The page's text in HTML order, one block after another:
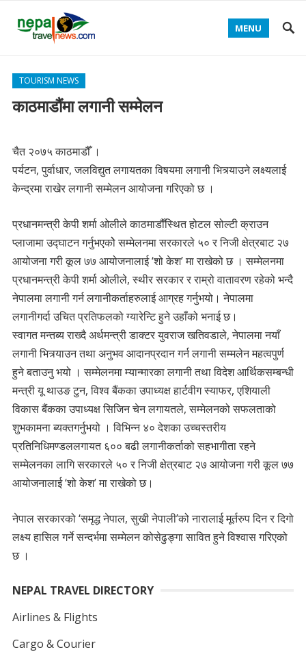
MENU
TOURISM NEWS
काठमाडौंमा लगानी सम्मेलन
चैत २०७५ काठमाडौँ ।
पर्यटन, पुर्वाधार, जलविद्युत लगायतका विषयमा लगानी भित्र्याउने लक्ष्यलाई
केन्द्रमा राखेर लगानी सम्मेलन आयोजना गरिएको छ ।
प्रधानमन्त्री केपी शर्मा ओलीले काठमाडौँस्थित होटल सोल्टी क्राउन
प्लाजामा उद्घाटन गर्नुभएकोे सम्मेलनमा सरकारले ५० र निजी क्षेत्रबाट २७
आयोजना गरी कूल ७७ आयोजनालाई ‘शो केश’ मा राखेको छ । सम्मेलनमा
प्रधानमन्त्री केपी शर्मा ओलीले, स्थीर सरकार र राम्रो वातावरण रहेको भन्दै
नेपालमा लगानी गर्न लगानीकर्ताहरुलाई आग्रह गर्नुभयो। नेपालमा
लगानीगर्दा उचित प्रतिफलको ग्यारेन्टि हुने उहाँको भनाई छ।
स्वागत मन्तब्य राख्दै अर्थमन्त्री डाक्टर युवराज खतिवडाले, नेपालमा नयाँ
लगानी भित्र्याउन तथा अनुभव आदानप्रदान गर्न लगानी सम्मलेन महत्वपुर्ण
हुने बताउनु भयो । सम्मेलनमा म्यान्मारका लगानी तथा विदेश आर्थिकसम्बन्धी
मन्त्री यू थाउङ टुन, विश्व बैंकका उपाध्यक्ष हार्टवीग स्याफर, एशियाली
विकास बैंकका उपाध्यक्ष सिजिन चेन लगायतले, सम्मेलनको सफलताको
शुभकामना ब्यक्तगर्नुभयो । विभिन्न ४० देशका उच्चस्तरीय
प्रतिनिधिमण्डललगायत ६०० बढी लगानीकर्ताको सहभागीता रहने
सम्मेलनका लागि सरकारले ५० र निजी क्षेत्रबाट २७ आयोजना गरी कूल ७७
आयोजनालाई ‘शो केश’ मा राखेको छ।
नेपाल सरकारको ‘समृद्ध नेपाल, सुखी नेपाली’को नारालाई मूर्तरुप दिन र दिगो
लक्ष्य हासिल गर्ने सन्दर्भमा सम्मेलन कोसेढुङ्गा सावित हुने विश्वास गरिएको
छ ।
NEPAL TRAVEL DIRECTORY
Airlines & Flights
Cargo & Courier